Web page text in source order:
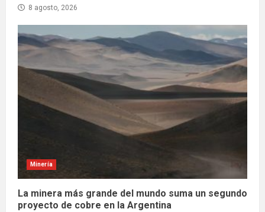
8 agosto, 2026
Minería
La minera más grande del mundo suma un segundo
proyecto de cobre en la Argentina